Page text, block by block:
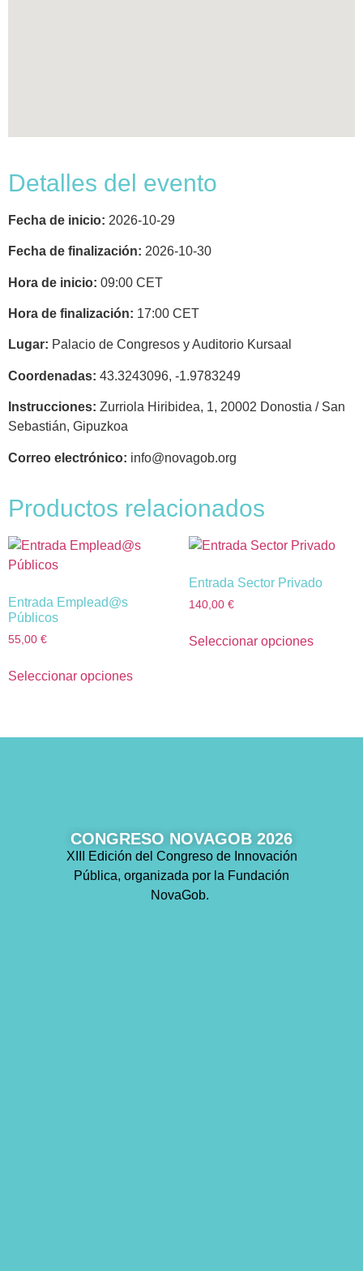
Detalles del evento
Fecha de inicio: 2026-10-29
Fecha de finalización: 2026-10-30
Hora de inicio: 09:00 CET
Hora de finalización: 17:00 CET
Lugar: Palacio de Congresos y Auditorio Kursaal
Coordenadas: 43.3243096, -1.9783249
Instrucciones: Zurriola Hiribidea, 1, 20002 Donostia / San
Sebastián, Gipuzkoa
Correo electrónico: info@novagob.org
Productos relacionados
Entrada Emplead@s
Públicos
55,00 €
Seleccionar opciones
Entrada Sector Privado
140,00 €
Seleccionar opciones
CONGRESO NOVAGOB 2026
XIII Edición del Congreso de Innovación
Pública, organizada por la Fundación
NovaGob.